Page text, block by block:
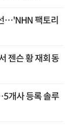
…'NHN 팩토리
젠슨 황 재회동
개사 등록 솔루